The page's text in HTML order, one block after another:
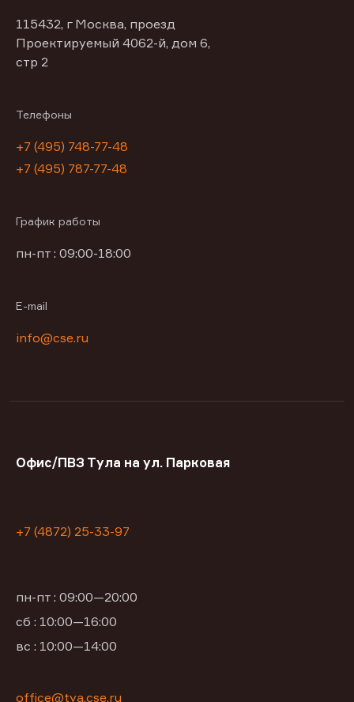
115432, г Москва, проезд
Проектируемый 4062-й, дом 6,
стр 2
Телефоны
+7 (495) 748-77-48
+7 (495) 787-77-48
График работы
пн-пт : 09:00-18:00
E-mail
info@cse.ru
Офис/ПВЗ Тула на ул. Парковая
+7 (4872) 25-33-97
пн-пт : 09:00—20:00
сб : 10:00—16:00
вс : 10:00—14:00
office@tya.cse.ru